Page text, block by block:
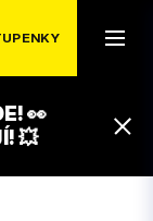
👀
💥